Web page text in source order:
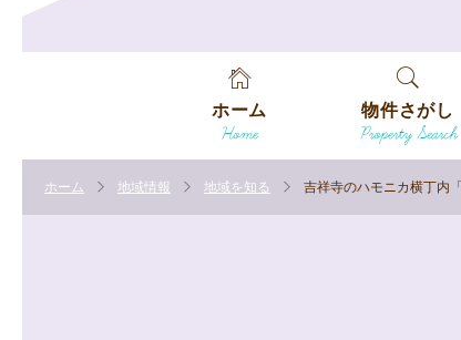
ホーム
Home
物件さがし
Property Search
ホーム 地域情報 地域を知る 吉祥寺のハモニカ横丁内